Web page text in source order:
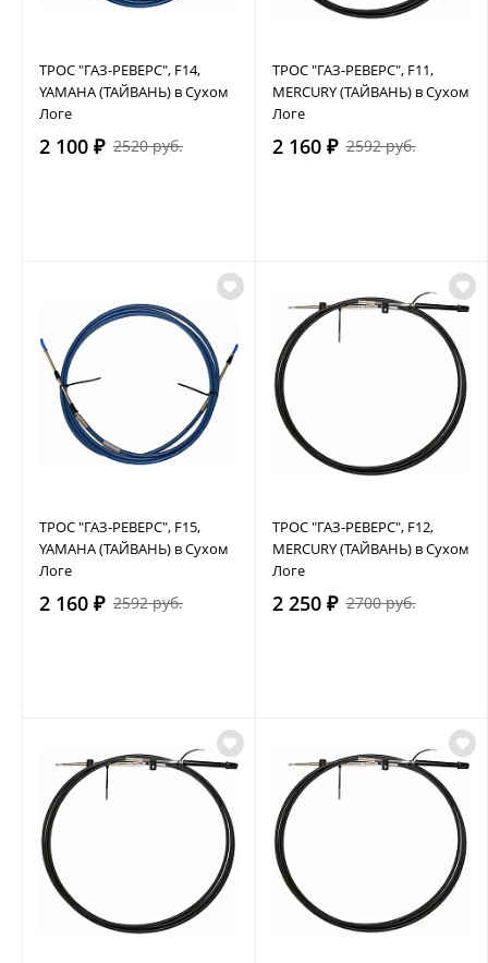
ТРОС "ГАЗ-РЕВЕРС", F14,
YAMAHA (ТАЙВАНЬ) в Сухом
Логе
2 100 ₽ 2520 руб.
ТРОС "ГАЗ-РЕВЕРС", F11,
MERCURY (ТАЙВАНЬ) в Сухом
Логе
2 160 ₽ 2592 руб.
ТРОС "ГАЗ-РЕВЕРС", F15,
YAMAHA (ТАЙВАНЬ) в Сухом
Логе
2 160 ₽ 2592 руб.
ТРОС "ГАЗ-РЕВЕРС", F12,
MERCURY (ТАЙВАНЬ) в Сухом
Логе
2 250 ₽ 2700 руб.